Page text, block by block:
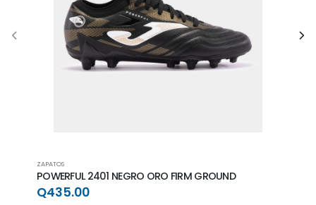
ZAPATOS
POWERFUL 2401 NEGRO ORO FIRM GROUND
Q435.00